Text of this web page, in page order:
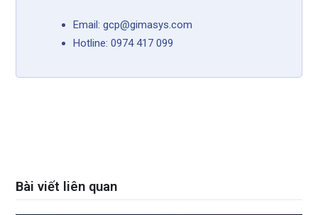
Email: gcp@gimasys.com
Hotline: 0974 417 099
Bài viết liên quan